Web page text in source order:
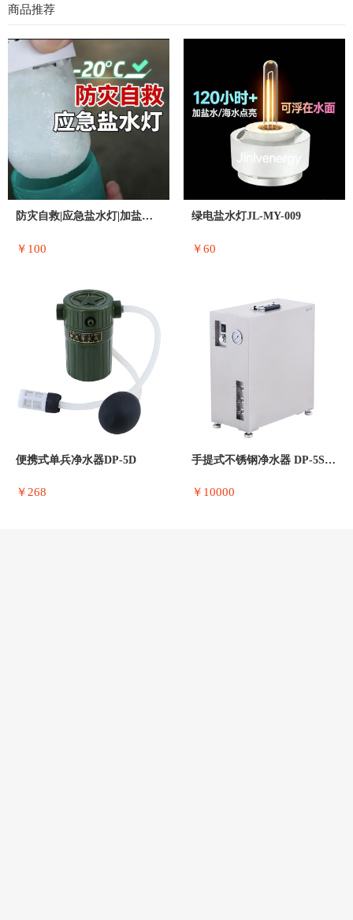
商品推荐
防灾自救|应急盐水灯|加盐水就亮
￥100
绿电盐水灯JL-MY-009
￥60
便携式单兵净水器DP-5D
￥268
手提式不锈钢净水器 DP-5S-净水设备
￥10000